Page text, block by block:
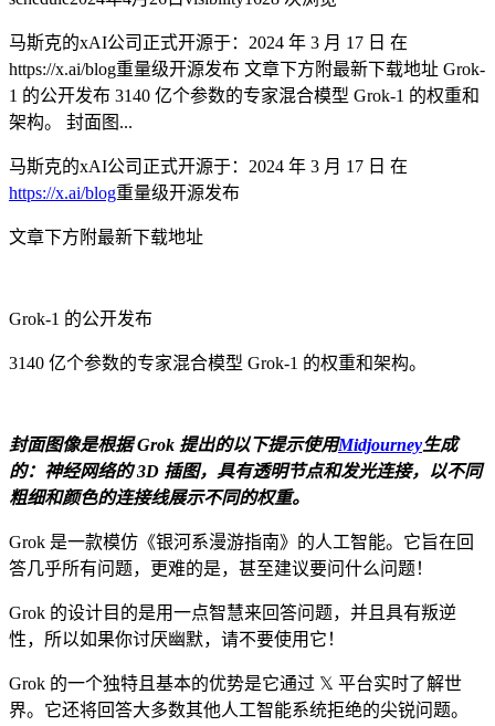
马斯克的xAI公司正式开源于：2024 年 3 月 17 日 在
https://x.ai/blog重量级开源发布 文章下方附最新下载地址 Grok-
1 的公开发布 3140 亿个参数的专家混合模型 Grok-1 的权重和
架构。 封面图...
马斯克的xAI公司正式开源于：2024 年 3 月 17 日 在
https://x.ai/blog重量级开源发布
文章下方附最新下载地址
Grok-1 的公开发布
3140 亿个参数的专家混合模型 Grok-1 的权重和架构。
封面图像是根据 Grok 提出的以下提示使用Midjourney生成
的：神经网络的 3D 插图，具有透明节点和发光连接，以不同
粗细和颜色的连接线展示不同的权重。
Grok 是一款模仿《银河系漫游指南》的人工智能。它旨在回
答几乎所有问题，更难的是，甚至建议要问什么问题！
Grok 的设计目的是用一点智慧来回答问题，并且具有叛逆
性，所以如果你讨厌幽默，请不要使用它！
Grok 的一个独特且基本的优势是它通过 𝕏 平台实时了解世
界。它还将回答大多数其他人工智能系统拒绝的尖锐问题。